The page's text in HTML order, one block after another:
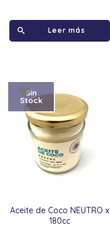
Leer más
Aceite de Coco NEUTRO x
180cc
Sin
Stock